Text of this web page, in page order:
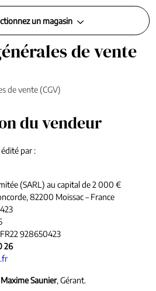
un magasin
de vente
de vente (CGV)
du vendeur
par :
(SARL) au capital de 2 000 €
82200 Moissac – France
928650423
26
Maxime Saunier, Gérant.